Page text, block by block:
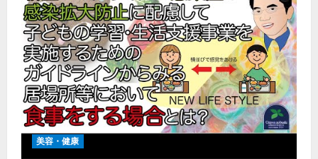
美容・健康